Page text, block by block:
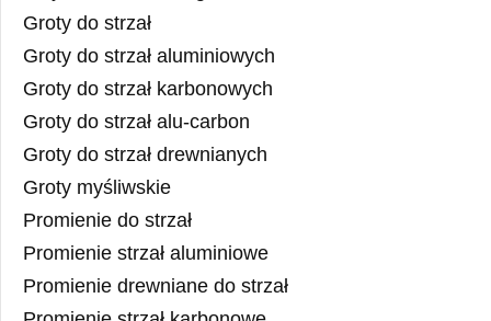
Groty do strzał
Groty do strzał aluminiowych
Groty do strzał karbonowych
Groty do strzał alu-carbon
Groty do strzał drewnianych
Groty myśliwskie
Promienie do strzał
Promienie strzał aluminiowe
Promienie drewniane do strzał